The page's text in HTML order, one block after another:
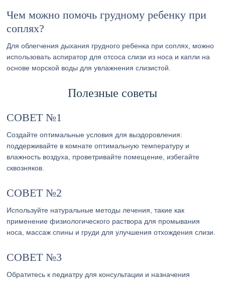
Чем можно помочь грудному ребенку при
соплях?
Для облегчения дыхания грудного ребенка при соплях, можно
использовать аспиратор для отсоса слизи из носа и капли на
основе морской воды для увлажнения слизистой.
Полезные советы
СОВЕТ №1
Создайте оптимальные условия для выздоровления:
поддерживайте в комнате оптимальную температуру и
влажность воздуха, проветривайте помещение, избегайте
сквозняков.
СОВЕТ №2
Используйте натуральные методы лечения, такие как
применение физиологического раствора для промывания
носа, массаж спины и груди для улучшения отхождения слизи.
СОВЕТ №3
Обратитесь к педиатру для консультации и назначения